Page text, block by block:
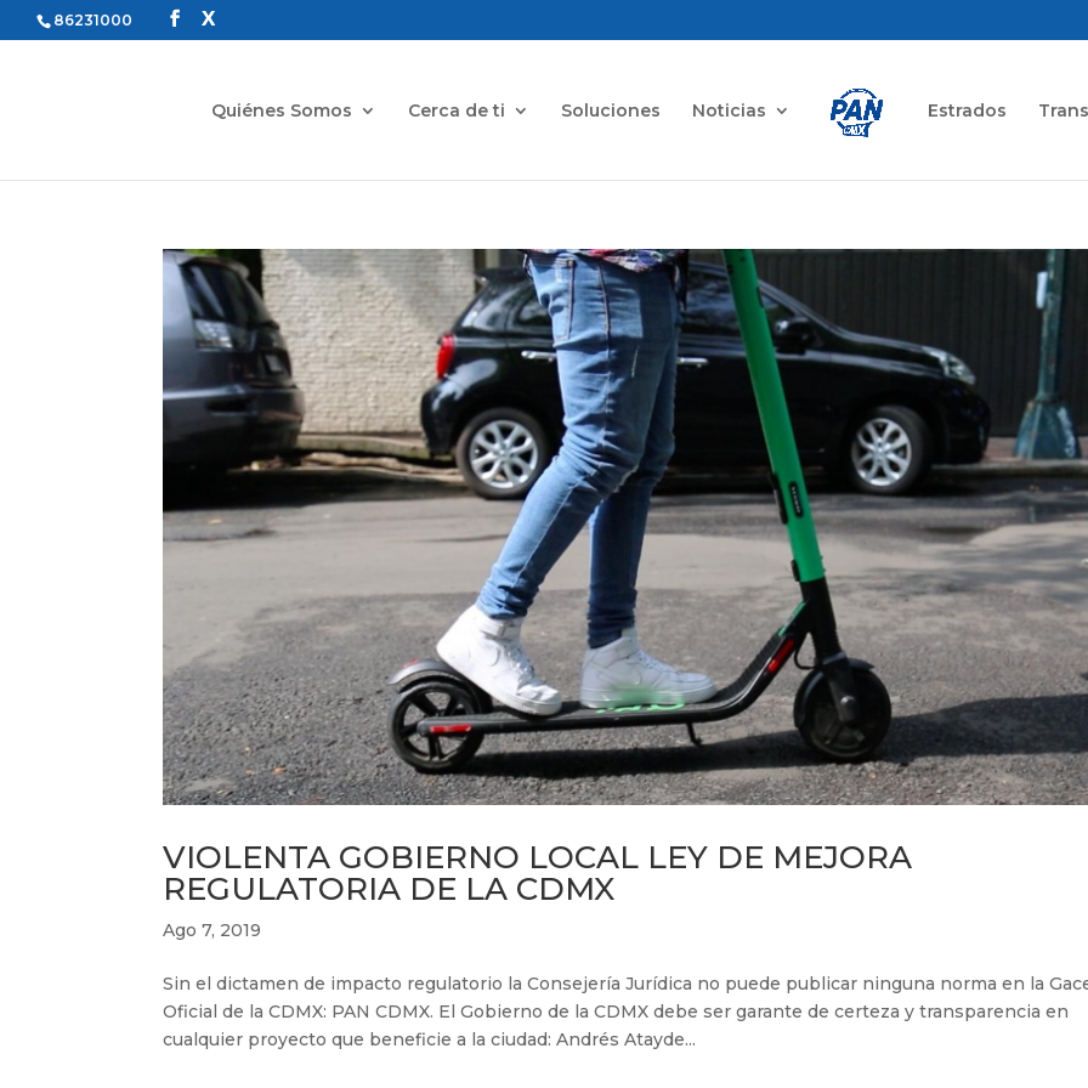
86231000
Quiénes Somos Cerca de ti Soluciones Noticias Estrados
VIOLENTA GOBIERNO LOCAL LEY DE MEJORA
REGULATORIA DE LA CDMX
Ago 7, 2019
Sin el dictamen de impacto regulatorio la Consejería Jurídica no puede publicar ninguna norma en la
Oficial de la CDMX: PAN CDMX. El Gobierno de la CDMX debe ser garante de certeza y transparencia en
cualquier proyecto que beneficie a la ciudad: Andrés Atayde...